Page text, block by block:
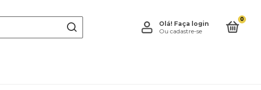
Olá! Faça login
Ou cadastre-se
0